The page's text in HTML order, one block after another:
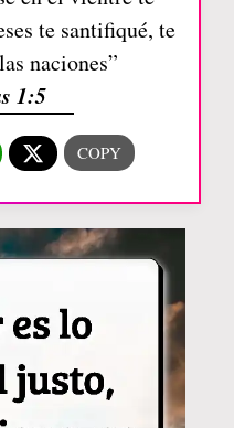
te santifiqué, te
naciones”
1:5